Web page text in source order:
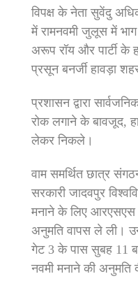
विपक्ष के नेता सुवेंदु
में रामनवमी जुलूस में
अरूप रॉय और पार्टी के
प्रसून बनर्जी हावड़ा
प्रशासन द्वारा
रोक लगाने के बावजूद,
लेकर निकले।
वाम समर्थित छात्र
सरकारी जादवपुर
मनाने के लिए आरएसएस
अनुमति वापस ले ली।
गेट 3 के पास सुबह 11
नवमी मनाने की अनुमति